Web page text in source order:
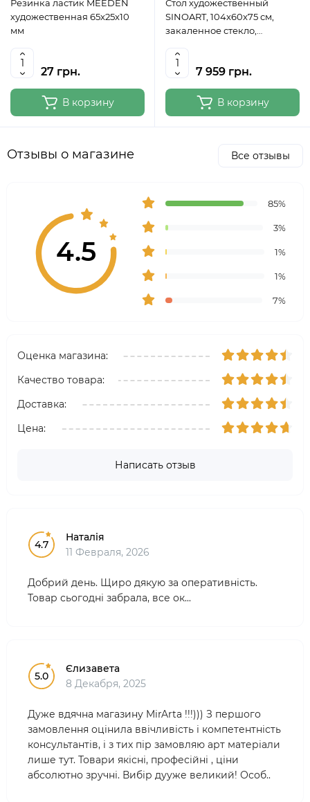
Резинка ластик MEEDEN
художественная 65x25x10
мм
27 грн.
В корзину
Стол художественный
SINOART, 104x60x75 см,
закаленное стекло,
7 959 грн.
В корзину
Отзывы о магазине Все отзывы
4.5
85%
3%
1%
1%
7%
Оценка магазина:
Качество товара:
Доставка:
Цена:
Написать отзыв
4.7
Наталія
11 Февраля, 2026
Добрий день. Щиро дякую за оперативність.
Товар сьогодні забрала, все ок...
5.0
Єлизавета
8 Декабря, 2025
Дуже вдячна магазину MirArta !!!))) З першого
замовлення оцінила ввічливість і компетентність
консультантів, і з тих пір замовляю арт матеріали
лише тут. Товари якісні, професійні , ціни
абсолютно зручні. Вибір дууже великий! Особ..